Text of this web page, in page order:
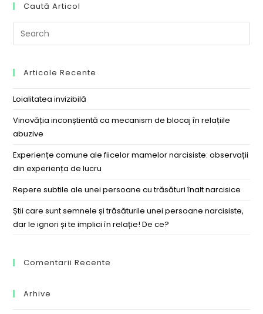
Caută Articol
Articole Recente
Loialitatea invizibilă
Vinovăția inconștientă ca mecanism de blocaj în relațiile
abuzive
Experiențe comune ale fiicelor mamelor narcisiste: observații
din experiența de lucru
Repere subtile ale unei persoane cu trăsături înalt narcisice
Știi care sunt semnele și trăsăturile unei persoane narcisiste,
dar le ignori și te implici în relație! De ce?
Comentarii Recente
Arhive